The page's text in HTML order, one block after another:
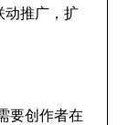
动推广，扩
要创作者在